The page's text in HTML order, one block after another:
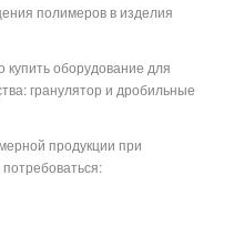
полимеров в изделия
оборудование для
гранулятор и дробильные
продукции при